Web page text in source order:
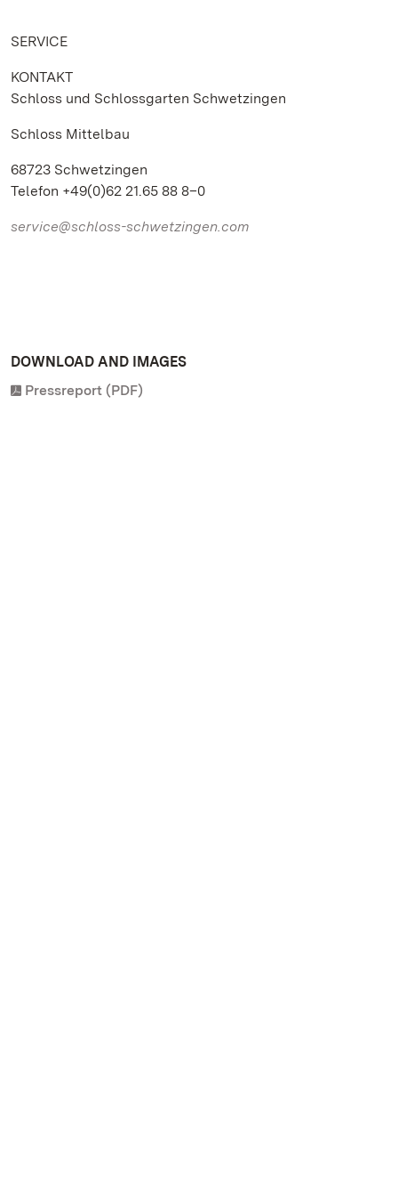
SERVICE
KONTAKT
Schloss und Schlossgarten Schwetzingen
Schloss Mittelbau
68723 Schwetzingen
Telefon +49(0)62 21.65 88 8–0
service@schloss-schwetzingen.com
DOWNLOAD AND IMAGES
Pressreport (PDF)